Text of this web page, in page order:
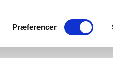
Præferencer
FORENINGEN
VI TILBYDER